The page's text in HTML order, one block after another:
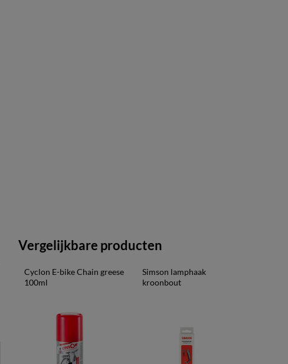
Vergelijkbare producten
Cyclon E-bike Chain greese
100ml
Simson lamphaak
kroonbout